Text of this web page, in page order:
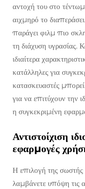
αντοχή του στο
αιχμηρό το
παράγει φιλμ πιο
τη διάχυση υγρασίας.
ιδιαίτερα
κατάλληλες για
κατασκευαστές
για να επιτύχουν την
η συγκεκριμένη
Αντιστοίχιση
εφαρμογές
Η επιλογή της σωστής
λαμβάνετε υπόψη τις